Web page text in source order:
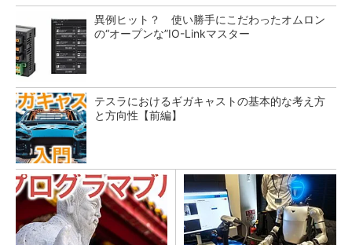
異例ヒット？ 使い勝手にこだわったオムロン
の“オープンな”IO-Linkマスター
テスラにおけるギガキャストの基本的な考え方
と方向性【前編】